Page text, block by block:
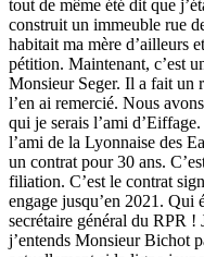
tout de même été dit que
construit un immeuble rue
habitait ma mère d’ailleurs
pétition. Maintenant, c’est
Monsieur Seger. Il a fait un
l’en ai remercié. Nous
qui je serais l’ami
l’ami de la Lyonnaise des
un contrat pour 30 ans.
filiation. C’est le contrat
engage jusqu’en 2021. Qui
secrétaire général du RPR !
j’entends Monsieur Bichot